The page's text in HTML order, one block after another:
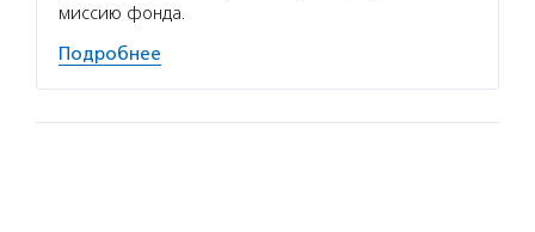
миссию фонда.
Подробнее